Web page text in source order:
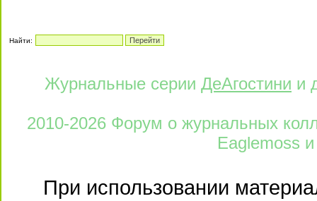
Найти:
Журнальные серии ДеАгостини и
2010-2026 Форум о журнальных
Eaglemoss и
При использовании